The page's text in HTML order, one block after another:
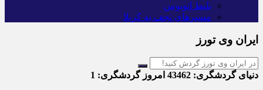
بلیط اتوبوس
مسیرهای نجف به کربلا
ایران وی تورز
دنیای گردشگری: امروز گردشگری: